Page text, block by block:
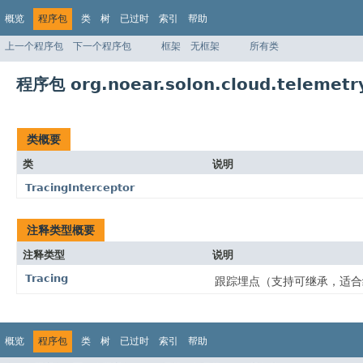
概览 程序包 类 树 已过时 索引 帮助
上一个程序包 下一个程序包 框架 无框架 所有类
程序包
类概要
类
说明
TracingInterceptor
注释类型概要
注释类型
说明
Tracing
跟踪埋点（支持可继承，适
概览 程序包 类 树 已过时 索引 帮助